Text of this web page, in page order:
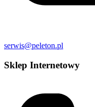
serwis@peleton.pl
Sklep Internetowy